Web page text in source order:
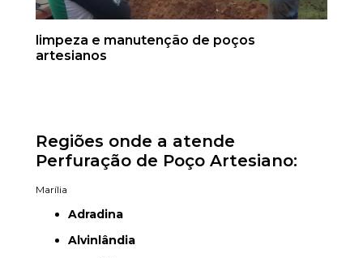
limpeza e manutenção de poços
artesianos
Regiões onde a atende
Perfuração de Poço Artesiano:
Marília
Adradina
Alvinlândia